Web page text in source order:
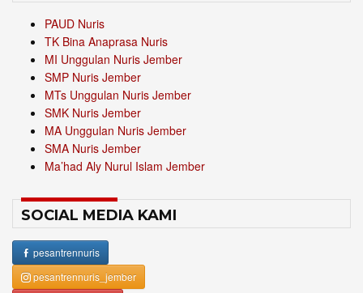
PAUD Nuris
TK Bina Anaprasa Nuris
MI Unggulan Nuris Jember
SMP Nuris Jember
MTs Unggulan Nuris Jember
SMK Nuris Jember
MA Unggulan Nuris Jember
SMA Nuris Jember
Ma’had Aly Nurul Islam Jember
SOCIAL MEDIA KAMI
pesantrennuris
pesantrennuris_jember